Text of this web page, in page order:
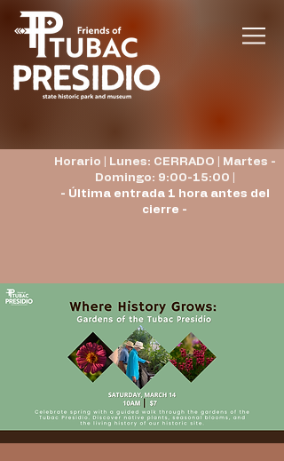
Horario | Lunes: CERRADO | Martes -
Domingo: 9:00-15:00 |
- Última entrada 1 hora antes del
cierre -